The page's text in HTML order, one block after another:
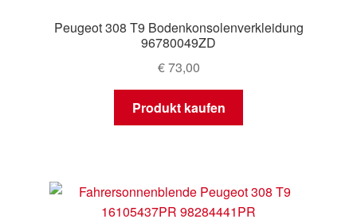
Peugeot 308 T9 Bodenkonsolenverkleidung
96780049ZD
€73,00
Produkt kaufen